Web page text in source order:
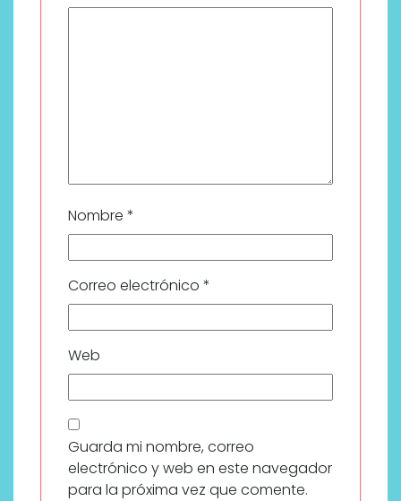
Nombre *
Correo electrónico *
Web
Guarda mi nombre, correo
electrónico y web en este navegador
para la próxima vez que comente.